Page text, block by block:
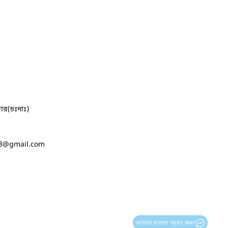
@gmail.com
আপনার মতামত প্রদান করুন